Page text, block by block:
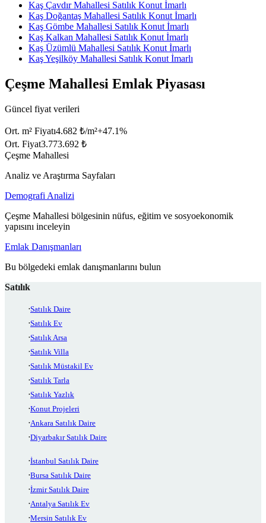
Kaş Çavdır Mahallesi Satılık Konut İmarlı
Kaş Doğantaş Mahallesi Satılık Konut İmarlı
Kaş Gömbe Mahallesi Satılık Konut İmarlı
Kaş Kalkan Mahallesi Satılık Konut İmarlı
Kaş Üzümlü Mahallesi Satılık Konut İmarlı
Kaş Yeşilköy Mahallesi Satılık Konut İmarlı
Çeşme Mahallesi Emlak Piyasası
Güncel fiyat verileri
Ort. m² Fiyatı4.682 ₺/m²+47.1%
Ort. Fiyat3.773.692 ₺
Çeşme Mahallesi
Analiz ve Araştırma Sayfaları
Demografi Analizi
Çeşme Mahallesi bölgesinin nüfus, eğitim ve sosyoekonomik
yapısını inceleyin
Emlak Danışmanları
Bu bölgedeki emlak danışmanlarını bulun
Satılık
Satılık Daire
Satılık Ev
Satılık Arsa
Satılık Villa
Satılık Müstakil Ev
Satılık Tarla
Satılık Yazlık
Konut Projeleri
Ankara Satılık Daire
Diyarbakır Satılık Daire
İstanbul Satılık Daire
Bursa Satılık Daire
İzmir Satılık Daire
Antalya Satılık Ev
Mersin Satılık Ev